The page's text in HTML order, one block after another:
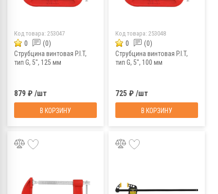
Код товара: 253047
0 (0)
Струбцина винтовая P.I.T,
тип G, 5", 125 мм
879 ₽ /шт
В КОРЗИНУ
Код товара: 253048
0 (0)
Струбцина винтовая P.I.T,
тип G, 5", 100 мм
725 ₽ /шт
В КОРЗИНУ